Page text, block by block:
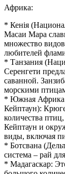
Африка:
* Кенія
Масаи Мара
множество
любителей
* Танзания
Серенгети
саванной.
морскими
* Южная Африка
Кейптаун):
количества
Кейптаун и
виды, включая
* Ботсвана
система – рай
* Мадагаскар: